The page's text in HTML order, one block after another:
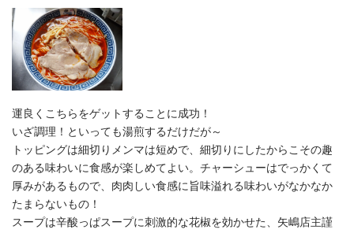
運良くこちらをゲットすることに成功！
いざ調理！といっても湯煎するだけだが～
トッピングは細切りメンマは短めで、細切りにしたからこその趣
のある味わいに食感が楽しめてよい。チャーシューはでっかくて
厚みがあるもので、肉肉しい食感に旨味溢れる味わいがなかなか
たまらないもの！
スープは辛酸っぱスープに刺激的な花椒を効かせた、矢嶋店主謹